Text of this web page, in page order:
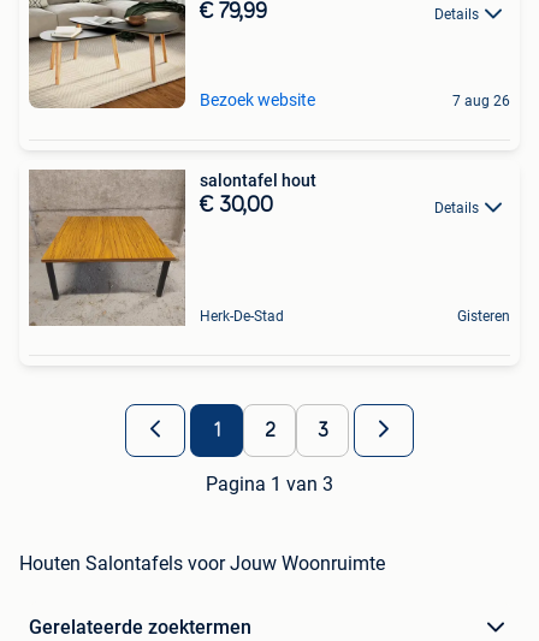
€ 79,99 Details
Bezoek website 7 aug 26
salontafel hout
€ 30,00 Details
Herk-De-Stad Gisteren
1 2 3
Pagina 1 van 3
Houten Salontafels voor Jouw Woonruimte
Gerelateerde zoektermen